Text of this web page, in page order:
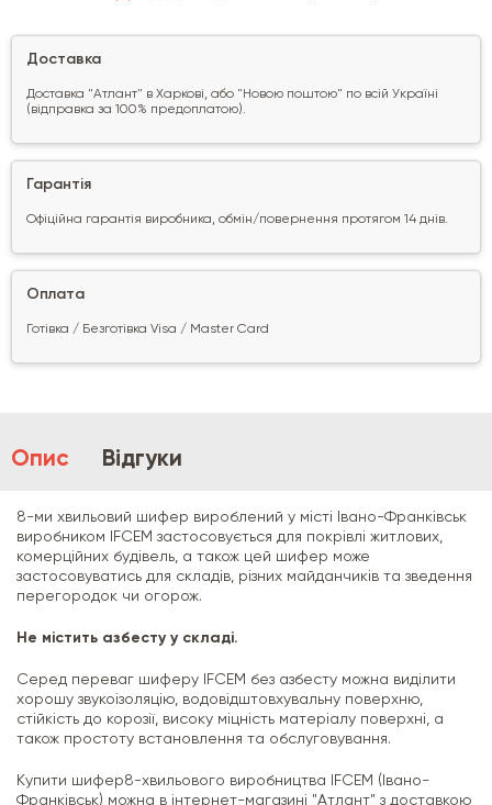
Доставка
Доставка "Атлант" в Харкові, або "Новою поштою" по всій Україні
(відправка за 100% предоплатою).
Гарантія
Офіційна гарантія виробника, обмін/повернення протягом 14 днів.
Оплата
Готівка / Безготівка Visa / Master Card
Опис Відгуки
8-ми хвильовий шифер вироблений у місті Івано-Франківськ
виробником IFCEM застосовується для покрівлі житлових,
комерційних будівель, а також цей шифер може
застосовуватись для складів, різних майданчиків та зведення
перегородок чи огорож.
Не містить азбесту у складі.
Серед переваг шиферу IFCEM без азбесту можна виділити
хорошу звукоізоляцію, водовідштовхувальну поверхню,
стійкість до корозії, високу міцність матеріалу поверхні, а
також простоту встановлення та обслуговування.
Купити шифер8-хвильового виробництва IFCEM (Івано-
Франківськ) можна в інтернет-магазині "Атлант" з доставкою